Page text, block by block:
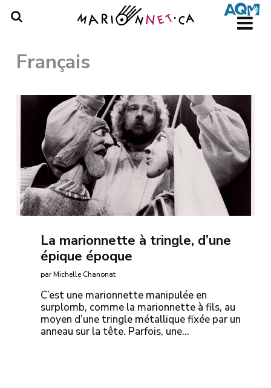
Skip
contentFrançais
La marionnette à tringle, d’une
épique époque
par Michelle Chanonat
C’est une marionnette manipulée en
surplomb, comme la marionnette à fils, au
moyen d’une tringle métallique fixée par un
anneau sur la tête. Parfois, une…